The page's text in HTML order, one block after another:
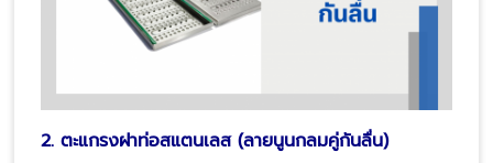
2. ตะแกรงฝาท่อสแตนเลส (ลายนูนกลมคู่กันลื่น)